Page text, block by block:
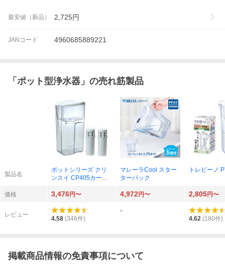
最安値（新品） 2,725円
JANコード 4960685889221
「 ポット型浄水器 」の売れ筋製品
製品名
ポットシリーズ クリ
ンスイ CP405カート
W-WT
マレーラCool スター
ターパック
トレビーノ
価格 3,476円〜 4,972円〜 2,805円〜
レビュー
4.58 (346件)
-
4.62 (180件)
掲載商品情報の免責事項について